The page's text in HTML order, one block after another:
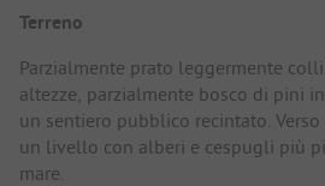
Terreno
Parzialmente prato leggermente
altezze, parzialmente bosco di pini
un sentiero pubblico recintato.
un livello con alberi e cespugli più
mare.